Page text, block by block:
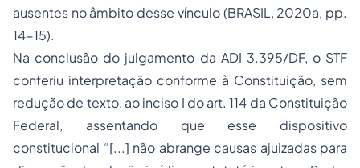
ausentes no âmbito desse vínculo (BRASIL, 2020a, pp.
14-15).
Na conclusão do julgamento da ADI 3.395/DF, o STF
conferiu interpretação conforme à Constituição, sem
redução de texto, ao inciso I do art. 114 da Constituição
Federal, assentando que esse dispositivo
constitucional “[...] não abrange causas ajuizadas para